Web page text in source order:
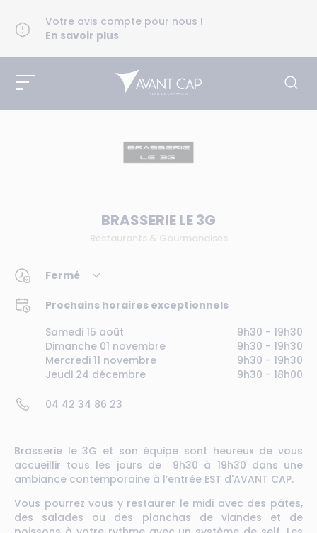
Votre avis compte pour nous !
En savoir plus
BRASSERIE LE 3G
Restaurants & Gourmandises
Fermé
Prochains horaires exceptionnels
Samedi 15 août
9h30 - 19h30
Dimanche 01 novembre
9h30 - 19h30
Mercredi 11 novembre
9h30 - 19h30
Jeudi 24 décembre
9h30 - 18h00
04 42 34 86 23
Brasserie le 3G et son équipe sont heureux de vous
accueillir tous les jours de 9h30 à 19h30 dans une
ambiance contemporaine à l’entrée EST d'AVANT CAP.
Vous pourrez vous y restaurer le midi avec des pâtes,
des salades ou des planchas de viandes et de